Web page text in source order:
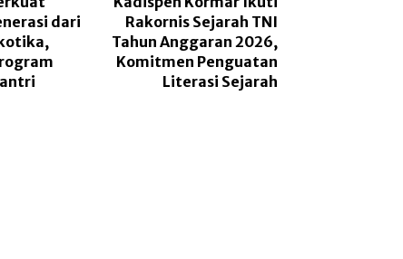
dari
Rakornis Sejarah TNI
Tahun Anggaran 2026,
Komitmen Penguatan
Literasi Sejarah